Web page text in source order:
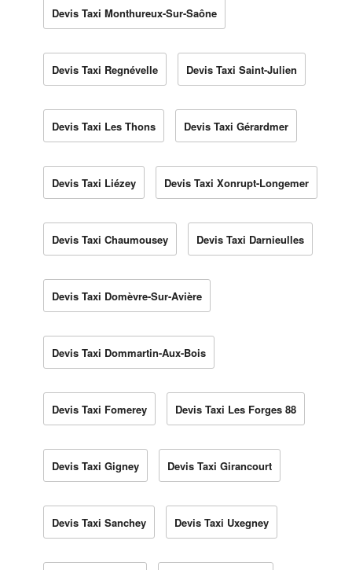
Devis Taxi Monthureux-Sur-Saône
Devis Taxi Regnévelle Devis Taxi Saint-Julien
Devis Taxi Les Thons Devis Taxi Gérardmer
Devis Taxi Liézey Devis Taxi Xonrupt-Longemer
Devis Taxi Chaumousey Devis Taxi Darnieulles
Devis Taxi Domèvre-Sur-Avière
Devis Taxi Dommartin-Aux-Bois
Devis Taxi Fomerey Devis Taxi Les Forges 88
Devis Taxi Gigney Devis Taxi Girancourt
Devis Taxi Sanchey Devis Taxi Uxegney